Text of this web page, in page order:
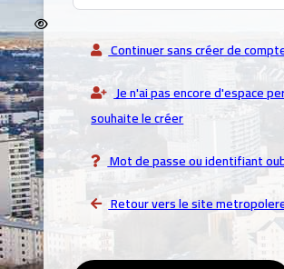
Continuer sans créer de
Je n'ai pas encore d'espace
souhaite le créer
Mot de passe ou identifiant
Retour vers le site